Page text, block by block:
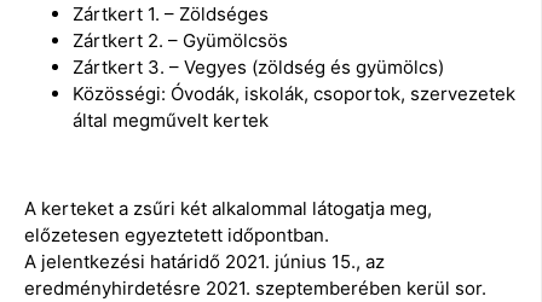
Zártkert 1. – Zöldséges
Zártkert 2. – Gyümölcsös
Zártkert 3. – Vegyes (zöldség és gyümölcs)
Közösségi: Óvodák, iskolák, csoportok, szervezetek
által megművelt kertek
A kerteket a zsűri két alkalommal látogatja meg,
előzetesen egyeztetett időpontban.
A jelentkezési határidő 2021. június 15., az
eredményhirdetésre 2021. szeptemberében kerül sor.